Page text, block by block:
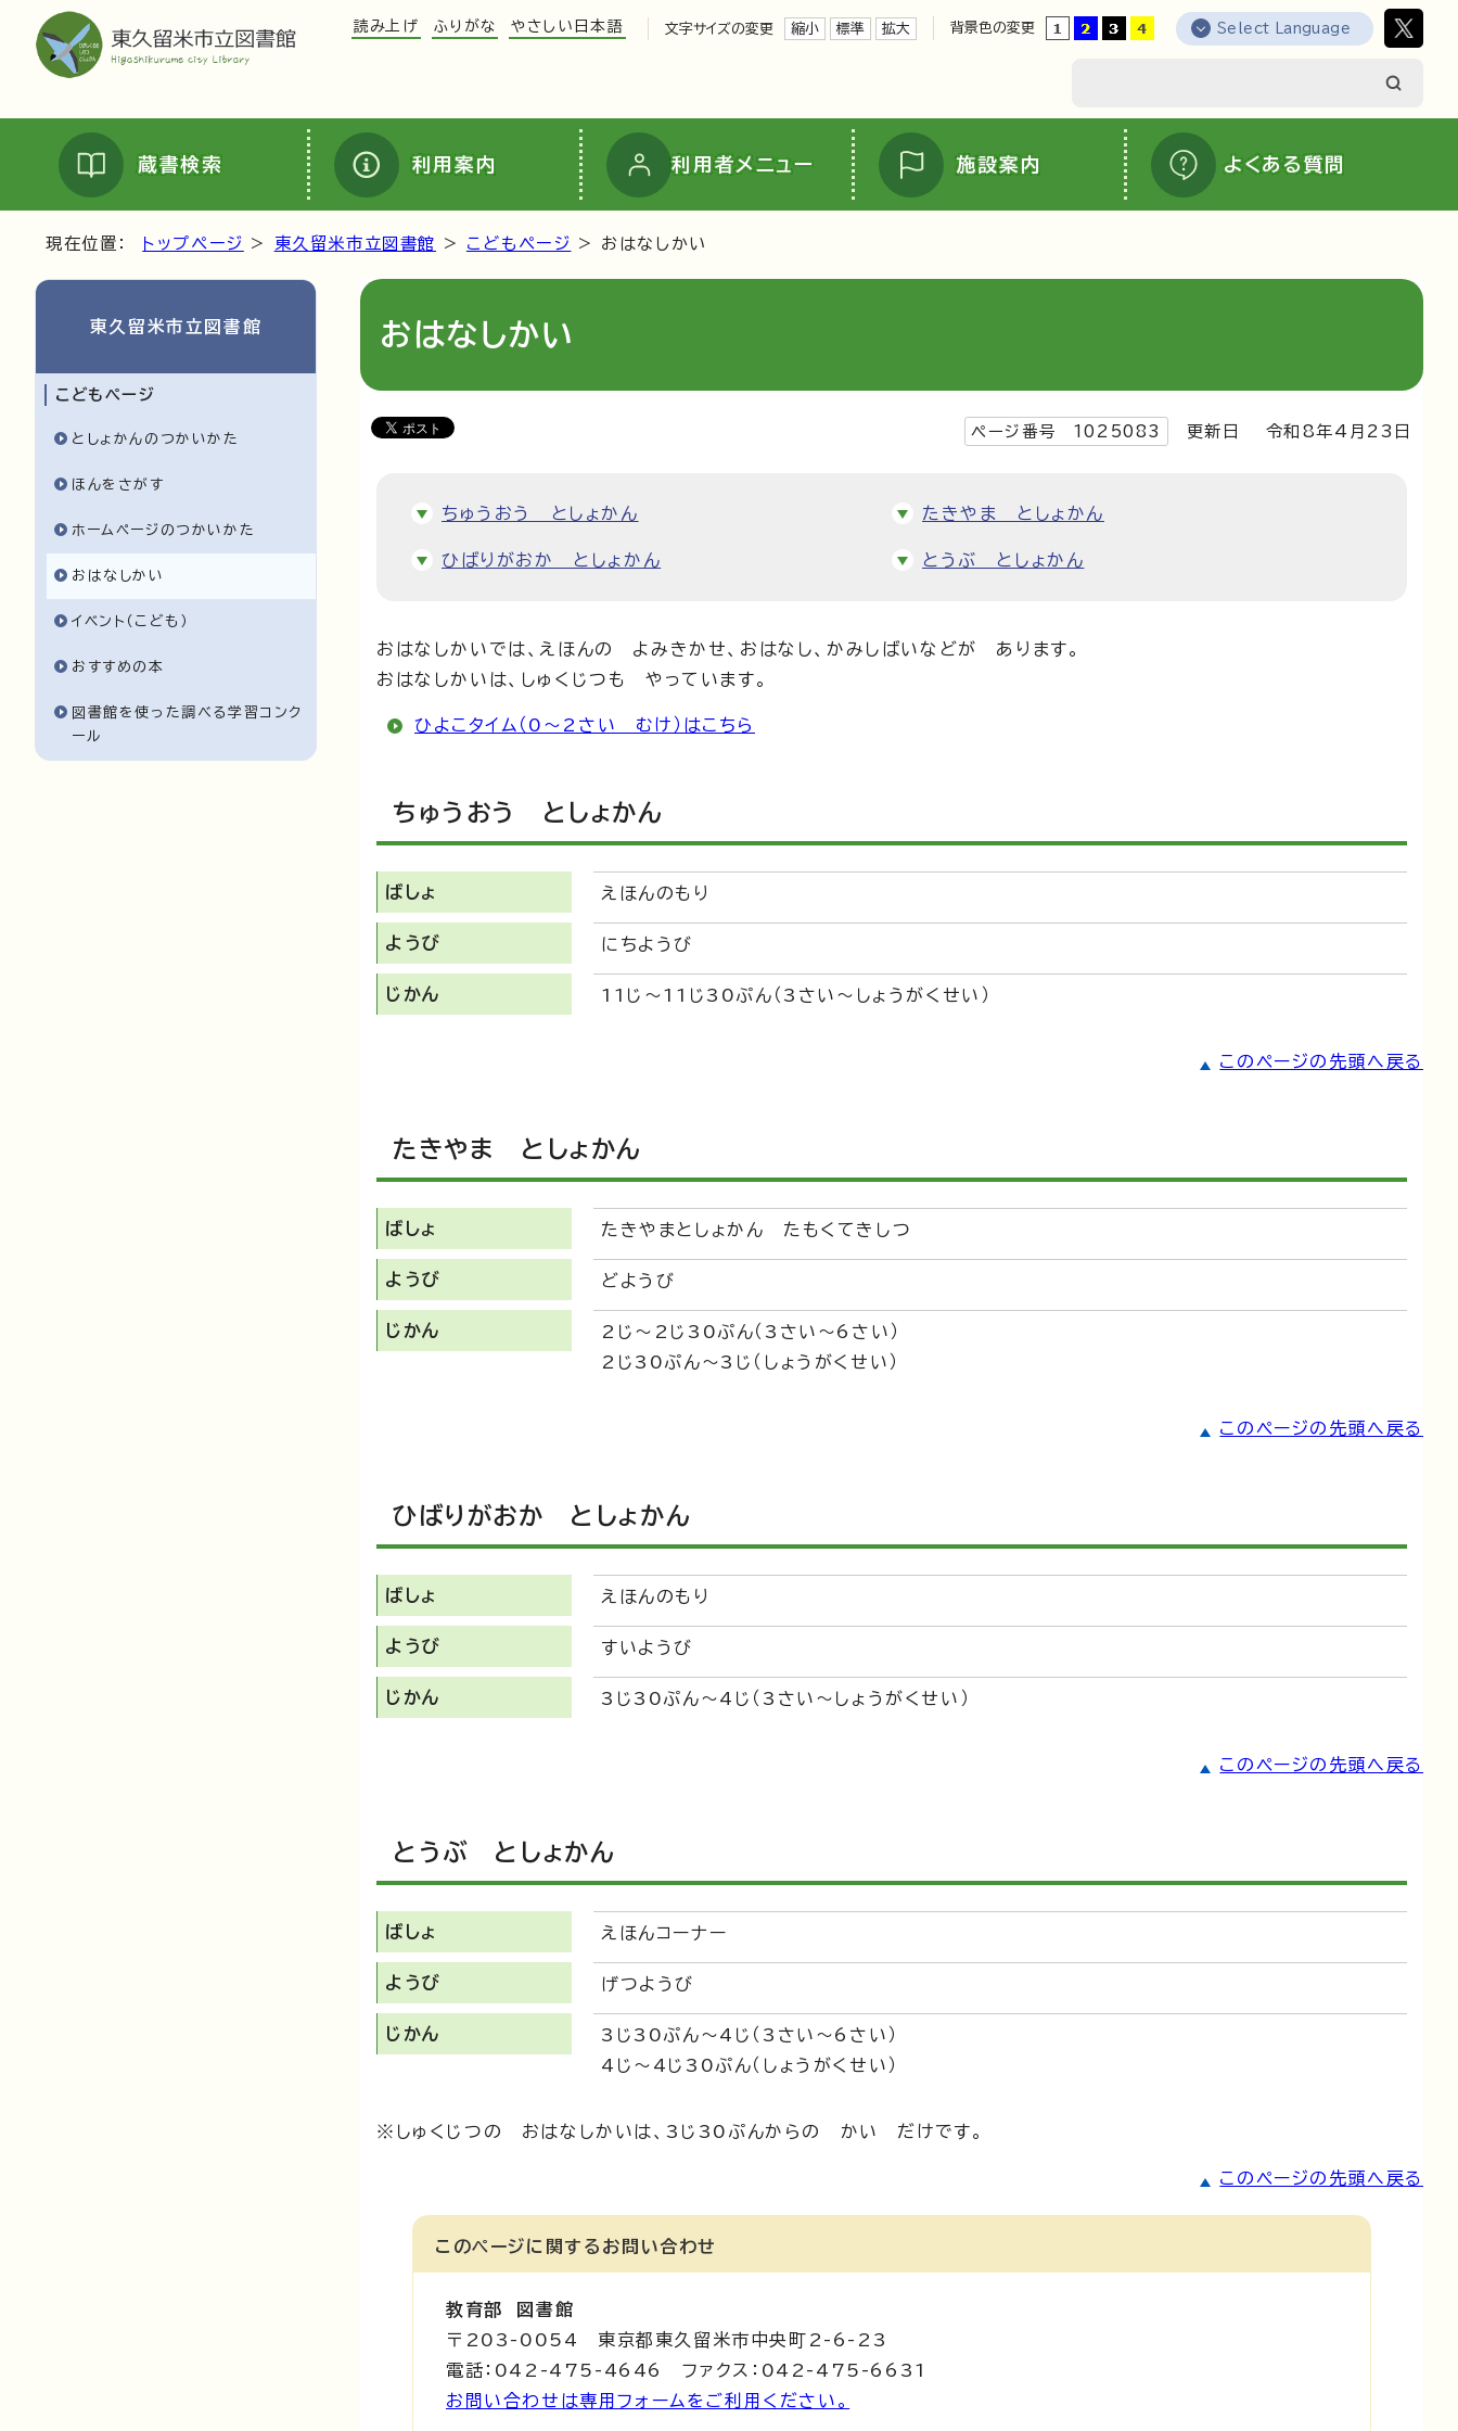
読み上げ ふりがな やさしい日本語 文字サイズの変更 縮小 標準 拡大 背景色の変更 Select Language
蔵書検索 利用案内 利用者メニュー 施設案内 よくある質問
現在位置： トップページ > 東久留米市立図書館 > こどもページ > おはなしかい
おはなしかい
ページ番号 1025083 更新日 令和8年4月23日
ちゅうおう としょかん たきやま としょかん
ひばりがおか としょかん とうぶ としょかん
おはなしかいでは、えほんの よみきかせ、おはなし、かみしばいなどが あります。
おはなしかいは、しゅくじつも やっています。
ひよこタイム（0～2さい むけ）はこちら
ちゅうおう としょかん
ばしょ えほんのもり
ようび にちようび
じかん 11じ～11じ30ぷん（3さい～しょうがくせい）
このページの先頭へ戻る
たきやま としょかん
ばしょ たきやまとしょかん たもくてきしつ
ようび どようび
じかん
2じ～2じ30ぷん（3さい～6さい）
2じ30ぷん～3じ（しょうがくせい）
このページの先頭へ戻る
ひばりがおか としょかん
ばしょ えほんのもり
ようび すいようび
じかん 3じ30ぷん～4じ（3さい～しょうがくせい）
このページの先頭へ戻る
とうぶ としょかん
ばしょ えほんコーナー
ようび げつようび
じかん
3じ30ぷん～4じ（3さい～6さい）
4じ～4じ30ぷん（しょうがくせい）
※しゅくじつの おはなしかいは、3じ30ぷんからの かい だけです。
このページの先頭へ戻る
このページに関する お問い合わせ
教育部 図書館
〒203-0054 東京都東久留米市中央町2-6-23
電話：042-475-4646 ファクス：042-475-6631
お問い合わせは専用フォームをご利用ください。
東久留米市立図書館
こどもページ
としょかんのつかいかた
ほんをさがす
ホームページのつかいかた
おはなしかい
イベント（こども）
おすすめの本
図書館を使った調べる学習コンク
ール